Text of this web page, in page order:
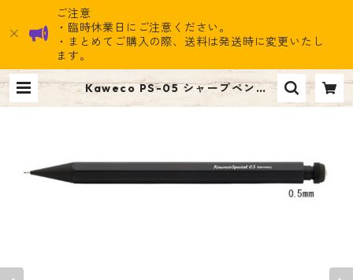
ご注意
・臨時休業日にご注意ください。
・まとめてご購入の際、送料は発送時に変更いたし
ます。
Kaweco PS-05 シャープペンシ
ル スペシャル 0.5mm ￥7,150